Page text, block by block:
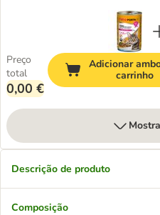
Preço
total
0,00 €
Adicionar
carrinho
Descrição de produto
Composição